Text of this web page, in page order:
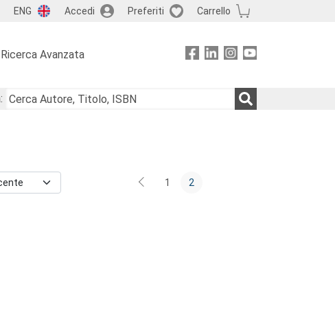
ENG Accedi Preferiti Carrello
Ricerca Avanzata
1 2